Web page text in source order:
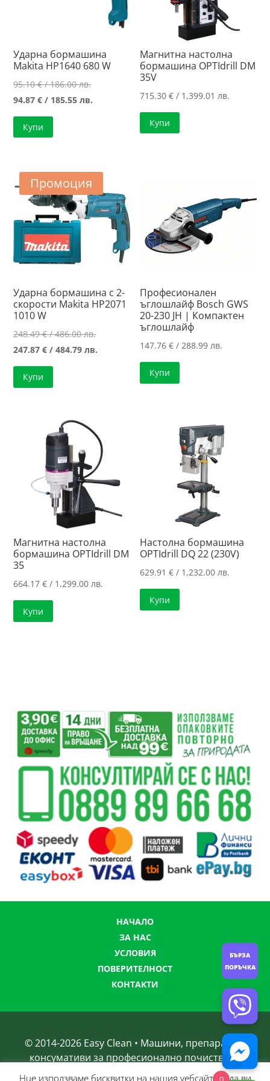
Ударна бормашина
Makita HP1640 680 W
95.10€/ 186.00 лв.Original
price
94.87€ / 185.55 лв.
Купи
Магнитна настолна
бормашина OPTIdrill DM
35V
715.30€ / 1,399.01 лв.
Купи
Промоция
Ударна бормашина с 2-
скорости Makita HP2071
1010 W
248.49€/ 486.00 лв.Original
price
247.87€ / 484.79 лв.
Купи
Професионален
ъглошлайф Bosch GWS
20-230 JH | Компактен
ъглошлайф
147.76€ / 288.99 лв.
Купи
Магнитна настолна
бормашина OPTIdrill DM
35
664.17€ / 1,299.00 лв.
Купи
Настолна бормашина
OPTIdrill DQ 22 (230V)
629.91€ / 1,232.00 лв.
Купи
НАЧАЛО
ЗА НАС
УСЛОВИЯ
ПОВЕРИТЕЛНОСТ
КОНТАКТИ
© 2014-2026 Easy Clean • Машини, препарати и
консумативи за професионално почистване
Нue използвамe бисквитки на нашия уебсайт, за да ви
БЪРЗА
ПОРЪЧКА